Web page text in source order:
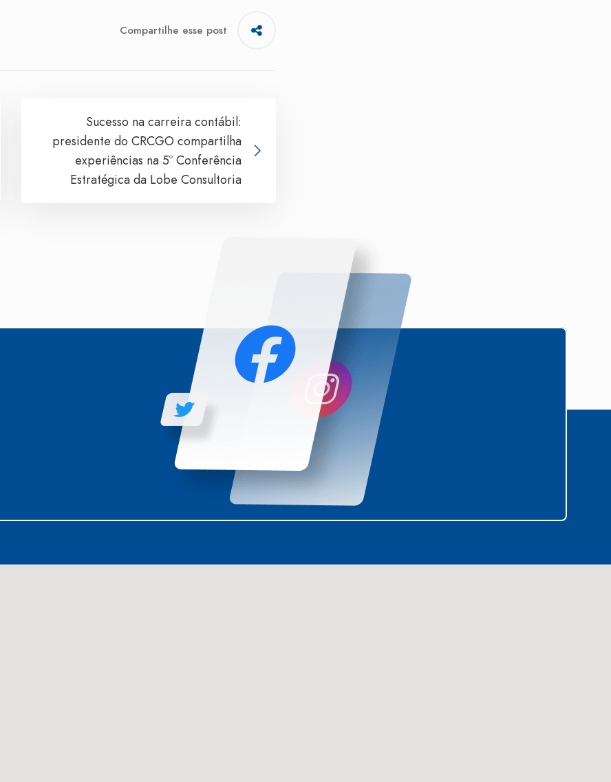
Compartilhe esse post
Sucesso na carreira contábil:
presidente do CRCGO compartilha
experiências na 5º Conferência
Estratégica da Lobe Consultoria